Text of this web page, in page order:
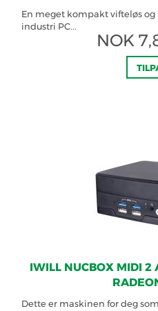
En meget kompakt vifteløs
industri PC...
NOK
IWILL NUCBOX MIDI 2
Dette er maskinen for deg